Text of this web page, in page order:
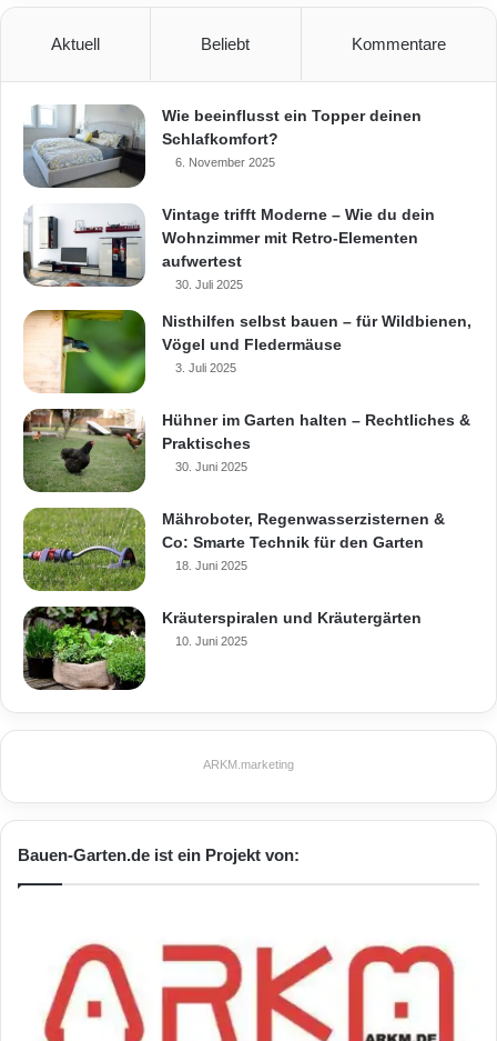
Ungetrübtes Feuervergnügen bietet ein
Bioethanol-Kamin. Er arbeitet vollkommen
rauch- und geruchsfrei. Innovative
technische Highlights, die sich in seinem
Inneren verbergen, machen ihn zudem
noch sicherer. (Foto: Homeplaza/muenkel
design)
Bioethanol-Kamin Ethanol-Kamine
Feuerstelle
Kamin auf Bioethanol-Basis Öfen
prism fire von muenkel design
Aktuell Beliebt Kommentare
Wie beeinflusst ein Topper deinen
Schlafkomfort?
6. November 2025
Vintage trifft Moderne – Wie du dein
Wohnzimmer mit Retro-Elementen
aufwertest
30. Juli 2025
Nisthilfen selbst bauen – für Wildbienen,
Vögel und Fledermäuse
3. Juli 2025
Hühner im Garten halten – Rechtliches &
Praktisches
30. Juni 2025
Mähroboter, Regenwasserzisternen &
Co: Smarte Technik für den Garten
18. Juni 2025
Kräuterspiralen und Kräutergärten
10. Juni 2025
ARKM.marketing
Bauen-Garten.de ist ein Projekt von: